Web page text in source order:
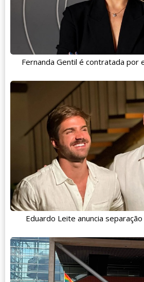
Fernanda Gentil é contratada por
Eduardo Leite anuncia